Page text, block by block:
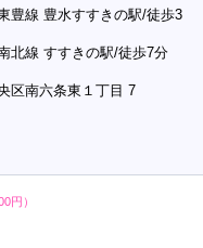
豊線 豊水すすきの駅/徒歩3
北線 すすきの駅/徒歩7分
区南六条東１丁目 7
円）